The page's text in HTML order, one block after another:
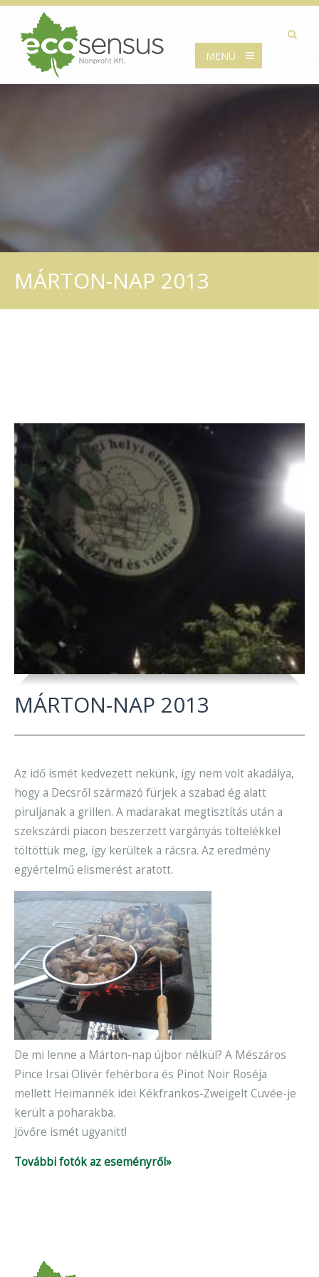
MENÜ
MÁRTON-NAP 2013
MÁRTON-NAP 2013
Az idő ismét kedvezett nekünk, így nem volt akadálya,
hogy a Decsről származó fürjek a szabad ég alatt
piruljanak a grillen. A madarakat megtisztítás után a
szekszárdi piacon beszerzett vargányás töltelékkel
töltöttük meg, így kerültek a rácsra. Az eredmény
egyértelmű elismerést aratott.
De mi lenne a Márton-nap újbor nélkül? A Mészáros
Pince Irsai Olivér fehérbora és Pinot Noir Roséja
mellett Heimannék idei Kékfrankos-Zweigelt Cuvée-je
került a poharakba.
Jövőre ismét ugyanitt!
További fotók az eseményről»